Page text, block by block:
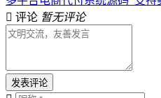
评论 暂无评论
发表评论